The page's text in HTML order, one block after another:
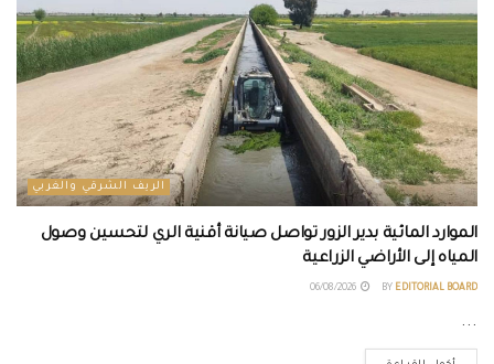
الريف الشرقي والغربي
الموارد المائية بدير الزور تواصل صيانة أقنية الري لتحسين وصول
المياه إلى الأراضي الزراعية
BY EDITORIAL BOARD
...